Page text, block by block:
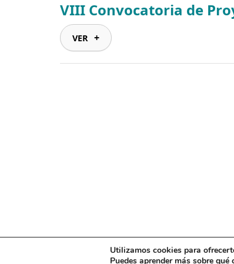
VIII Convocatoria de
VER
Utilizamos cookies para
Puedes aprender más sobre